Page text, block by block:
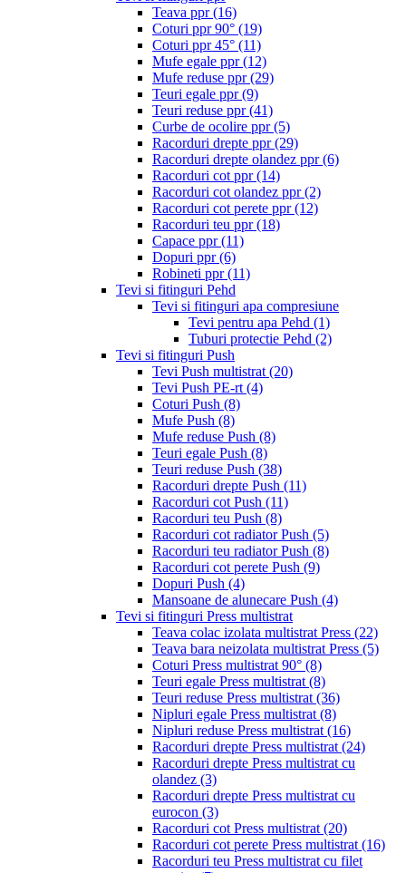
Teava ppr(16)
Coturi ppr 90° (19)
Coturi ppr 45° (11)
Mufe egale ppr(12)
Mufe reduse ppr(29)
Teuri egale ppr(9)
Teuri reduse ppr(41)
Curbe de ocolire ppr(5)
Racorduri drepte ppr(29)
Racorduri drepte olandez ppr(6)
Racorduri cot ppr(14)
Racorduri cot olandez ppr(2)
Racorduri cot perete ppr(12)
Racorduri teu ppr(18)
Capace ppr(11)
Dopuri ppr(6)
Robineti ppr(11)
Tevi si fitinguri Pehd
Tevi si fitinguri apa compresiune
Tevi pentru apa Pehd (1)
Tuburi protectie Pehd (2)
Tevi si fitinguri Push
Tevi Push multistrat (20)
Tevi Push PE-rt (4)
Coturi Push (8)
Mufe Push (8)
Mufe reduse Push (8)
Teuri egale Push (8)
Teuri reduse Push (38)
Racorduri drepte Push (11)
Racorduri cot Push (11)
Racorduri teu Push (8)
Racorduri cot radiator Push (5)
Racorduri teu radiator Push (8)
Racorduri cot perete Push (9)
Dopuri Push (4)
Mansoane de alunecare Push (4)
Tevi si fitinguri Press multistrat
Teava colac izolata multistrat Press (22)
Teava bara neizolata multistrat Press (5)
Coturi Press multistrat 90° (8)
Teuri egale Press multistrat (8)
Teuri reduse Press multistrat (36)
Nipluri egale Press multistrat (8)
Nipluri reduse Press multistrat (16)
Racorduri drepte Press multistrat (24)
Racorduri drepte Press multistrat cu
olandez (3)
Racorduri drepte Press multistrat cu
eurocon (3)
Racorduri cot Press multistrat (20)
Racorduri cot perete Press multistrat (16)
Racorduri teu Press multistrat cu filet